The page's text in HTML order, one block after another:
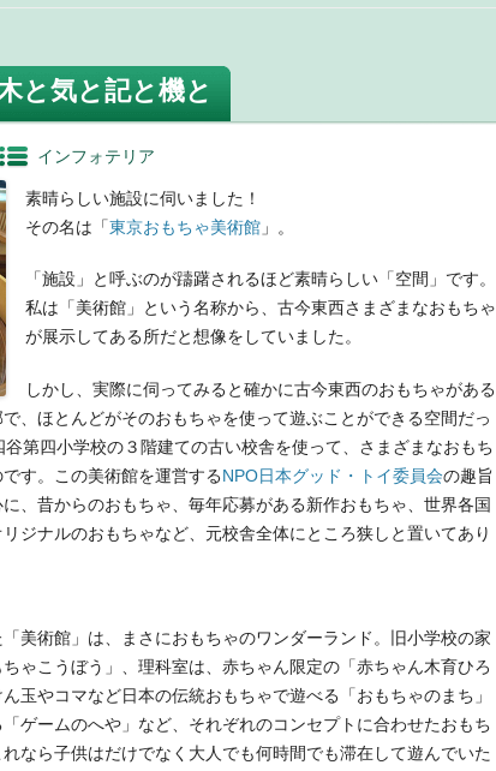
と気と記と機と
インフォテリア
素晴らしい施設に伺いました！
その名は「東京おもちゃ美術館 」。
「施設」と呼ぶのが躊躇されるほど素晴らしい「空間」です。
私は「美術館」という名称から、古今東西さまざまなおもちゃ
が展示してある所だと想像をしていました。
しかし、実際に伺ってみると確かに古今東西のおもちゃがある
、ほとんどがそのおもちゃを使って遊ぶことができる空間だっ
第四小学校の３階建ての古い校舎を使って、さまざまなおもち
す。この美術館を運営するNPO日本グッド・トイ委員会の趣旨
、昔からのおもちゃ、毎年応募がある新作おもちゃ、世界各国
ジナルのおもちゃなど、元校舎全体にところ狭しと置いてあり
美術館」は、まさにおもちゃのワンダーランド。旧小学校の家
ゃこうぼう」、理科室は、赤ちゃん限定の「赤ちゃん木育ひろ
玉やコマなど日本の伝統おもちゃで遊べる「おもちゃのまち」
ゲームのへや」など、それぞれのコンセプトに合わせたおもち
なら子供はだけでなく大人でも何時間でも滞在して遊んでいた